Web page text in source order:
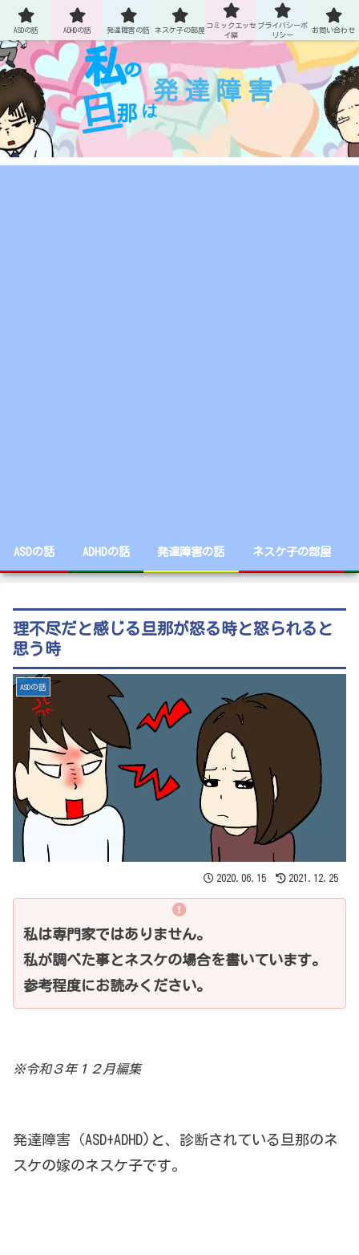
ASDとADHDの旦那との生活
ASDの話 ADHDの話 発達障害の話 ネスケ子の部屋
理不尽だと感じる旦那が怒る時と怒られると
思う時
ASDの話
2020.06.15 2021.12.25
私は専門家ではありません。
私が調べた事とネスケの場合を書いています。
参考程度にお読みください。
※令和３年１２月編集
発達障害（ASD+ADHD)と、診断されている旦那のネ
スケの嫁のネスケ子です。
ASDの話 ADHDの話 発達障害の話 ネスケ子の部屋
コミックエッセ
イ編
プライバシーポ
リシー
お問い合わせ